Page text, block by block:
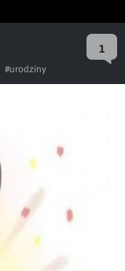
1
#urodziny